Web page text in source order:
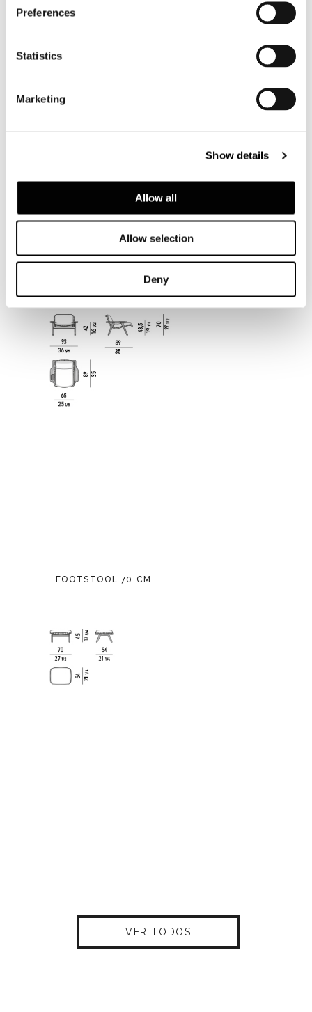
Preferences
Statistics
Marketing
Show details
Allow all
Allow selection
Deny
FOOTSTOOL 70 CM
VER TODOS